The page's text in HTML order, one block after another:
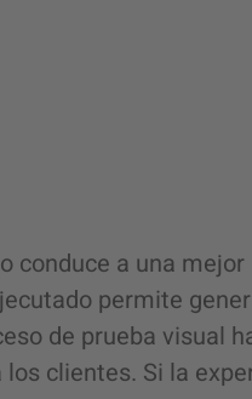
conduce a una
permite
de prueba visual
clientes. Si la